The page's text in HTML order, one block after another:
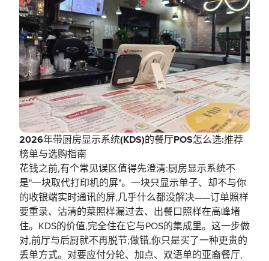
2026年带厨房显示系统(KDS)的餐厅POS怎么选:推荐
榜单与选购指南
花钱之前,有个常见误区值得先澄清:厨房显示系统不
是"一块取代打印机的屏"。一块只显示单子、却不与你
的收银端实时通讯的屏,几乎什么都没解决——订单照样
要重录、沽清的菜照样漏过去、出餐口照样在高峰堵
住。KDS的价值,完全住在它与POS的集成里。这一步做
对,前厅与后厨就不再脱节;做错,你只是买了一种更贵的
丢单方式。对要应付分轮、加点、双语单的亚裔餐厅,